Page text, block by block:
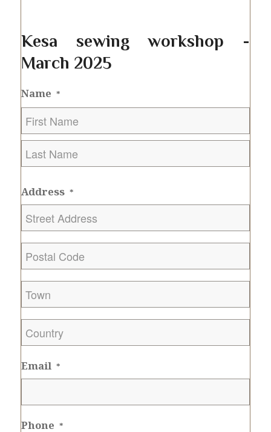
Kesa sewing workshop -
March 2025
Name *
First
Address *
Code *
Email *
Phone *